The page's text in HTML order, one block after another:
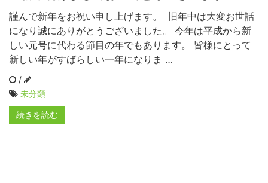
謹んで新年をお祝い申し上げます。 旧年中は大変お世話
になり誠にありがとうございました。 今年は平成から新
しい元号に代わる節目の年でもあります。 皆様にとって
新しい年がすばらしい一年になりま …
/
未分類
続きを読む